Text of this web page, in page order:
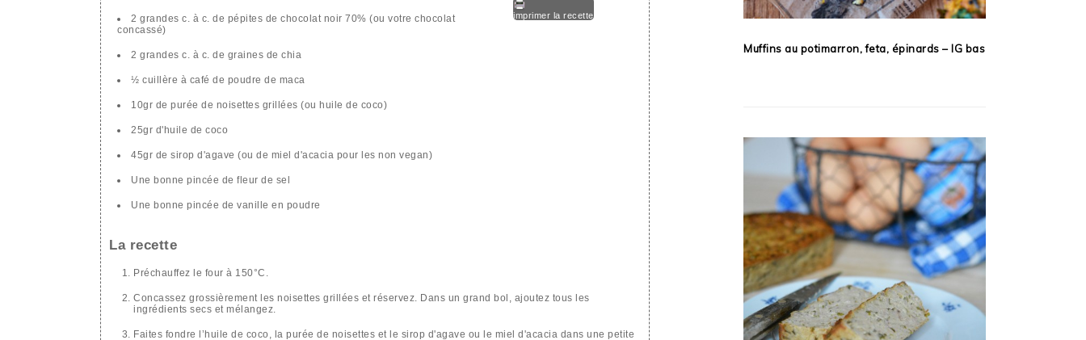
imprimer la recette
2 grandes c. à c. de pépites de chocolat noir 70% (ou votre chocolat
concassé)
2 grandes c. à c. de graines de chia
½ cuillère à café de poudre de maca
10gr de purée de noisettes grillées (ou huile de coco)
25gr d'huile de coco
45gr de sirop d'agave (ou de miel d'acacia pour les non vegan)
Une bonne pincée de fleur de sel
Une bonne pincée de vanille en poudre
La recette
Préchauffez le four à 150°C.
Concassez grossièrement les noisettes grillées et réservez. Dans un grand bol, ajoutez tous les
ingrédients secs et mélangez.
Faites fondre l’huile de coco, la purée de noisettes et le sirop d'agave ou le miel d'acacia dans une petite
Muffins au potimarron, feta, épinards – IG bas